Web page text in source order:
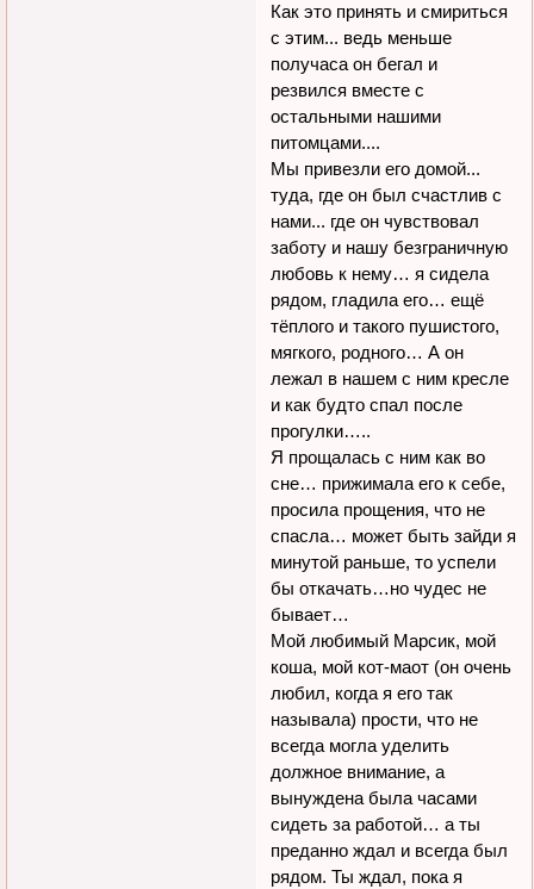
Как это принять и смириться
с этим... ведь меньше
получаса он бегал и
резвился вместе с
остальными нашими
питомцами....
Мы привезли его домой...
туда, где он был счастлив с
нами... где он чувствовал
заботу и нашу безграничную
любовь к нему… я сидела
рядом, гладила его… ещё
тёплого и такого пушистого,
мягкого, родного… А он
лежал в нашем с ним кресле
и как будто спал после
прогулки…..
Я прощалась с ним как во
сне… прижимала его к себе,
просила прощения, что не
спасла… может быть зайди я
минутой раньше, то успели
бы откачать…но чудес не
бывает…
Мой любимый Марсик, мой
коша, мой кот-маот (он очень
любил, когда я его так
называла) прости, что не
всегда могла уделить
должное внимание, а
вынуждена была часами
сидеть за работой… а ты
преданно ждал и всегда был
рядом. Ты ждал, пока я